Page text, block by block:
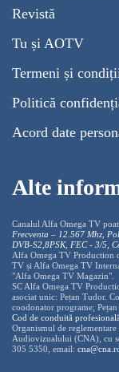
Revistă
Tu și AOTV
Termeni și
Politică
Acord date
Alte
Canalul Alfa Omega TV
Frecventa – 12.567 Mhz,
DVB-S2,8PSK, FEC - 3/5,
Alfa Omega TV Production
TV și Alfa Omega TV
"Alfa Omega TV Magazin".
SC Alfa Omega TV
asociat unic: Pețan Tudor.
coodonator programe;
Cod de conduită
Organismul de
Audiovizualului (CNA), cu
305 5350, email: